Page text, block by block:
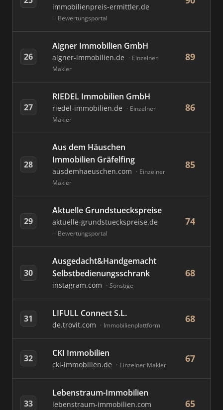
immobilienpreis-ermittler.de
Bewertungsportal
26
Aigner Immobilien GmbH
aigner-immobilien.de
Einzelner
Makler
89
27
RIEDEL Immobilien GmbH
riedel-immobilien.de
Einzelner
Makler
86
28
Aus dem Häuschen
Immobilien Gräfelfing
ausdemhaeuschen.com
Einzelner
Makler
85
29
Aktuelle Grundstueckspreise
aktuelle-grundstueckspreise.de
Bewertungsportal
74
30
Ausgedacht&Handgemacht
Selbstbedienungsschrank
instagram.com Sonstige
68
31 LIFULL Connect S.L.
de.trovit.com Immobilienplattform
68
32 CKI Immobilien
cki-immobilien.de Einzelner Makler
67
33
Lebenstraum-Immobilien
lebenstraum-immobilien.com 65